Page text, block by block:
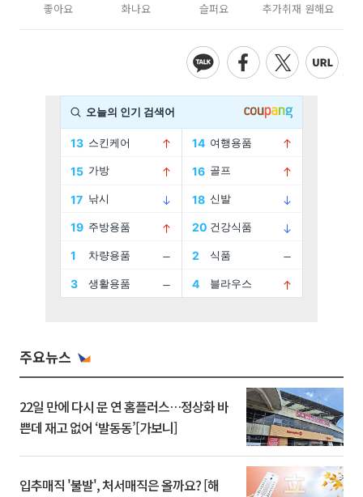
좋아요 화나요 슬퍼요 추가취재 원해요
주요뉴스
22일 만에 다시 문 연 홈플러스…정상화 바
쁜데 재고 없어 ‘발동동’[가보니]
입추매직 '불발', 처서매직은 올까요? [해